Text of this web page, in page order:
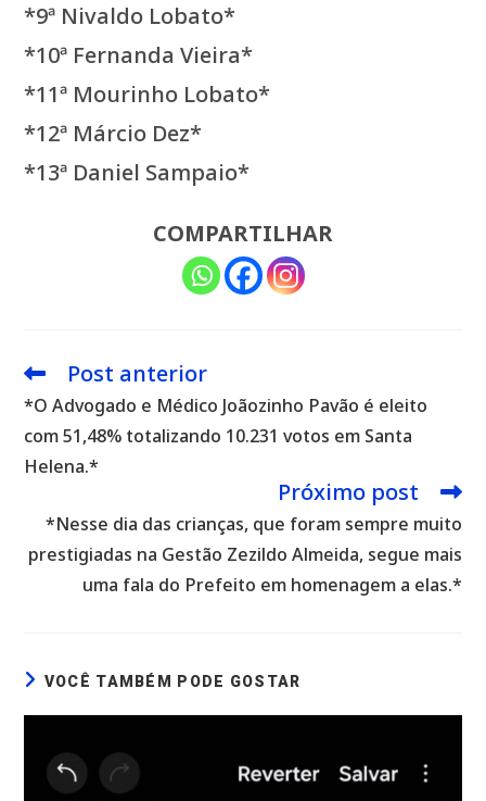
*9ª Nivaldo Lobato*
*10ª Fernanda Vieira*
*11ª Mourinho Lobato*
*12ª Márcio Dez*
*13ª Daniel Sampaio*
COMPARTILHAR
Leia
artigos
Post anterior
*O Advogado e Médico Joãozinho Pavão é eleito
com 51,48% totalizando 10.231 votos em Santa
Helena.*
Próximo post
*Nesse dia das crianças, que foram sempre muito
prestigiadas na Gestão Zezildo Almeida, segue mais
uma fala do Prefeito em homenagem a elas.*
VOCÊ TAMBÉM PODE GOSTAR